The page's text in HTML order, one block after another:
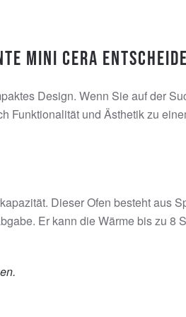
Mini Cera
Design. Wenn Sie auf der
Funktionalität und Ästhetik zu
Dieser Ofen besteht aus
Er kann die Wärme bis zu